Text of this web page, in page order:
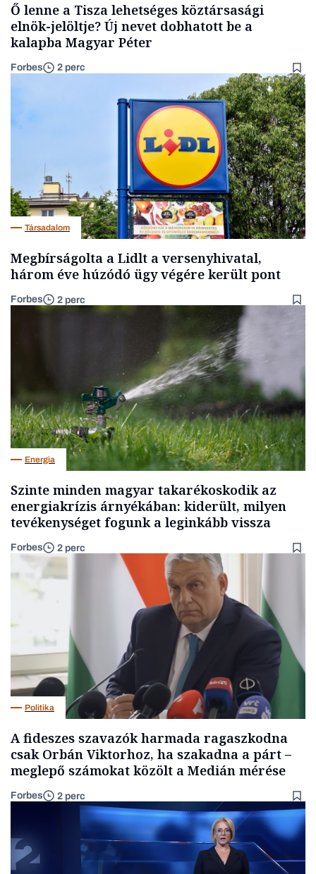
Ő lenne a Tisza lehetséges köztársasági
elnök-jelöltje? Új nevet dobhatott be a
kalapba Magyar Péter
Forbes 2 perc
Társadalom
Megbírságolta a Lidlt a versenyhivatal,
három éve húzódó ügy végére került pont
Forbes 2 perc
Energia
Szinte minden magyar takarékoskodik az
energiakrízis árnyékában: kiderült, milyen
tevékenységet fogunk a leginkább vissza
Forbes 2 perc
Politika
A fideszes szavazók harmada ragaszkodna
csak Orbán Viktorhoz, ha szakadna a párt –
meglepő számokat közölt a Medián mérése
Forbes 2 perc